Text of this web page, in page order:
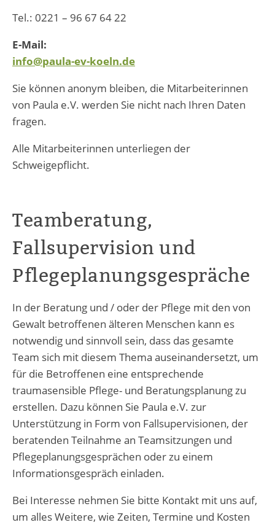
Tel.: 0221 – 96 67 64 22
E-Mail:
info@paula-ev-koeln.de
Sie können anonym bleiben, die Mitarbeiterinnen
von Paula e.V. werden Sie nicht nach Ihren Daten
fragen.
Alle Mitarbeiterinnen unterliegen der
Schweigepflicht.
Teamberatung,
Fallsupervision und
Pflegeplanungsgespräche
In der Beratung und / oder der Pflege mit den von
Gewalt betroffenen älteren Menschen kann es
notwendig und sinnvoll sein, dass das gesamte
Team sich mit diesem Thema auseinandersetzt, um
für die Betroffenen eine entsprechende
traumasensible Pflege- und Beratungsplanung zu
erstellen. Dazu können Sie Paula e.V. zur
Unterstützung in Form von Fallsupervisionen, der
beratenden Teilnahme an Teamsitzungen und
Pflegeplanungsgesprächen oder zu einem
Informationsgespräch einladen.
Bei Interesse nehmen Sie bitte Kontakt mit uns auf,
um alles Weitere, wie Zeiten, Termine und Kosten